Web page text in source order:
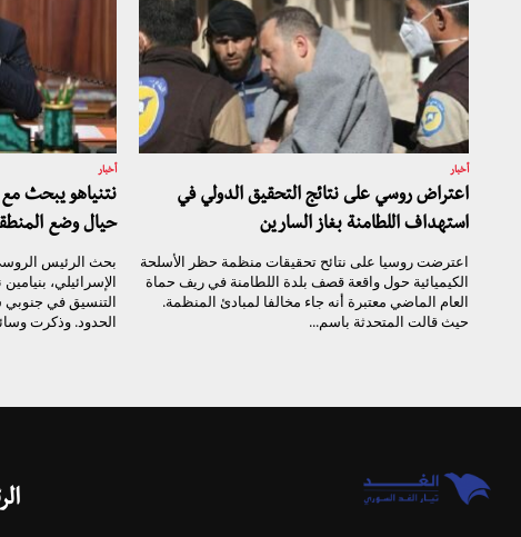
أخبار
اعتراض روسي على نتائج التحقيق الدولي في
استهداف اللطامنة بغاز السارين
اعترضت روسيا على نتائح تحقيقات منظمة حظر الأسلحة
الكيميائية حول واقعة قصف بلدة اللطامنة في ريف حماة
العام الماضي معتبرة أنه جاء مخالفا لمبادئ المنظمة.
حيث قالت المتحدثة باسم...
أخبار
نتنياهو يبحث
حيال وضع
بحث الرئيس
الإسرائيلي،
التنسيق في جنوبي
الحدود. وذكرت